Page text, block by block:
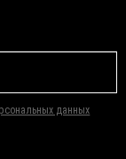
данных